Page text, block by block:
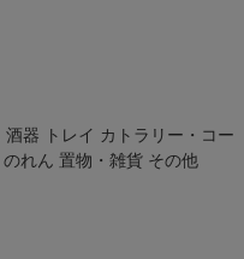
酒器 トレイ カトラリー・コー
のれん 置物・雑貨 その他